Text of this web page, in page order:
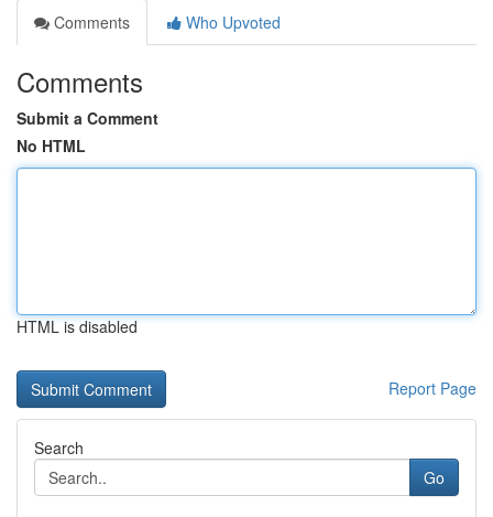
Comments
Who Upvoted
Comments
Submit a Comment
No HTML
HTML is disabled
Report Page
Search
Go